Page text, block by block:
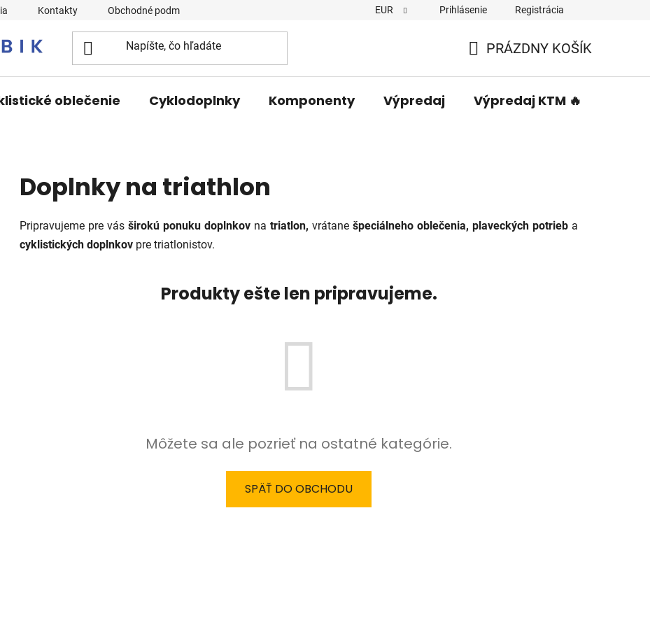
Kontakty Obchodné podmienky EUR Prihlásenie Registrácia
KOŠÍK
PRÁZDNY KOŠÍK
oblečenie Cyklodoplnky Komponenty Výpredaj Výpredaj KTM 🔥
Doplnky na triathlon
Pripravujeme pre vás širokú ponuku doplnkov na triatlon, vrátane špeciálneho oblečenia, plaveckých potrieb a
cyklistických doplnkov pre triatlonistov.
Produkty ešte len pripravujeme.
Môžete sa ale pozrieť na ostatné kategórie.
SPÄŤ DO OBCHODU